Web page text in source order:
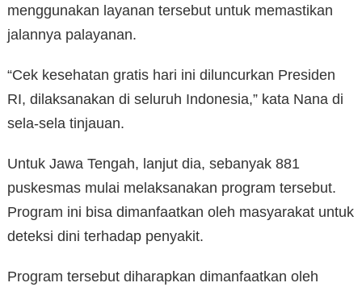
menggunakan layanan tersebut untuk memastikan
jalannya palayanan.
“Cek kesehatan gratis hari ini diluncurkan Presiden
RI, dilaksanakan di seluruh Indonesia,” kata Nana di
sela-sela tinjauan.
Untuk Jawa Tengah, lanjut dia, sebanyak 881
puskesmas mulai melaksanakan program tersebut.
Program ini bisa dimanfaatkan oleh masyarakat untuk
deteksi dini terhadap penyakit.
Program tersebut diharapkan dimanfaatkan oleh